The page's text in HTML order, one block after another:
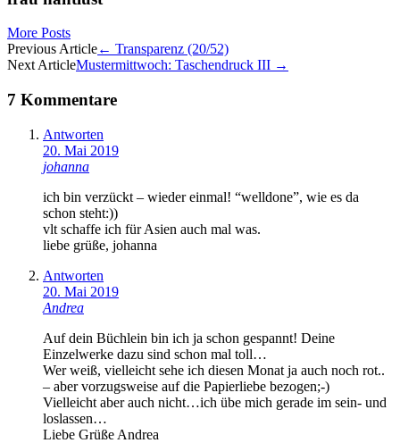
More Posts
Artikel-
Navigation
Previous Article← Transparenz (20/52)
Next ArticleMustermittwoch: Taschendruck III →
7 Kommentare
Antworten
20. Mai 2019
johanna
ich bin verzückt – wieder einmal! “welldone”, wie es da
schon steht:))
vlt schaffe ich für Asien auch mal was.
liebe grüße, johanna
Antworten
20. Mai 2019
Andrea
Auf dein Büchlein bin ich ja schon gespannt! Deine
Einzelwerke dazu sind schon mal toll…
Wer weiß, vielleicht sehe ich diesen Monat ja auch noch rot..
– aber vorzugsweise auf die Papierliebe bezogen;-)
Vielleicht aber auch nicht…ich übe mich gerade im sein- und
loslassen…
Liebe Grüße Andrea